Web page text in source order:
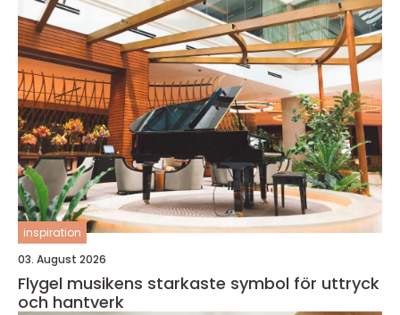
inspiration
03. August 2026
Flygel musikens starkaste symbol för uttryck
och hantverk